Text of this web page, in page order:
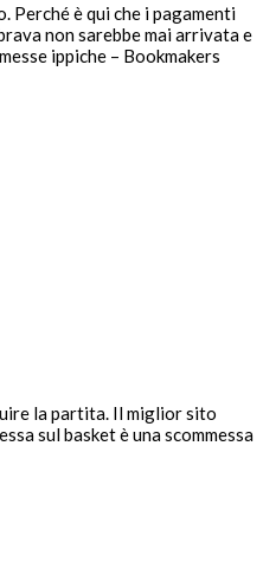
Perché è qui che i pagamenti
non sarebbe mai arrivata e
ippiche – Bookmakers
la partita. Il miglior sito
sul basket è una scommessa